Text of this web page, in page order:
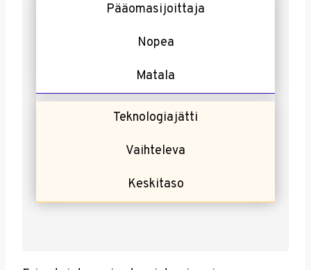
Pääomasijoittaja
Nopea
Matala
Teknologiajätti
Vaihteleva
Keskitaso